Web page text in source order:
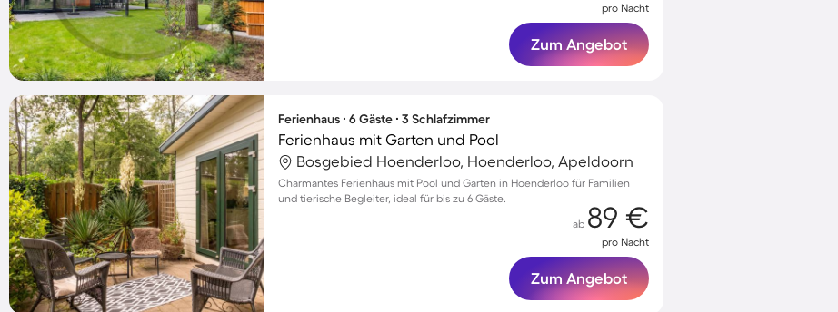
pro Nacht
Zum Angebot
Ferienhaus ∙ 6 Gäste ∙ 3 Schlafzimmer
Ferienhaus mit Garten und Pool
Bosgebied Hoenderloo, Hoenderloo, Apeldoorn
Charmantes Ferienhaus mit Pool und Garten in Hoenderloo für Familien
und tierische Begleiter, ideal für bis zu 6 Gäste.
ab 89 €
pro Nacht
Zum Angebot